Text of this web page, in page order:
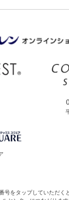
号をタップしていただく